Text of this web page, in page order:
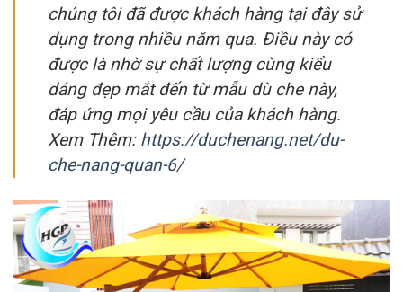
chúng tôi đã được khách hàng tại đây sử
dụng trong nhiều năm qua. Điều này có
được là nhờ sự chất lượng cùng kiểu
dáng đẹp mắt đến từ mẫu dù che này,
đáp ứng mọi yêu cầu của khách hàng.
Xem Thêm: https://duchenang.net/du-
che-nang-quan-6/